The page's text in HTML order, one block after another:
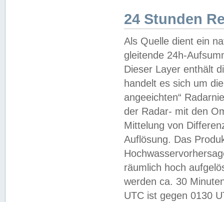
24 Stunden
Als Quelle dient ein
gleitende 24h-
Dieser Layer enthält
handelt es sich um
angeeichten“
der Radar- mit den
Mittelung von
Auflösung. Das
räumlich hoch
werden ca. 30
UTC ist gegen 0130